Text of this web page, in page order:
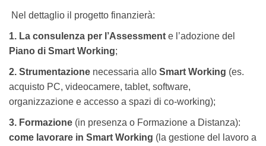
Nel dettaglio il progetto finanzierà:
1. La consulenza per l’Assessment e l’adozione del
Piano di Smart Working;
2. Strumentazione necessaria allo Smart Working (es.
acquisto PC, videocamere, tablet, software,
organizzazione e accesso a spazi di co-working);
3. Formazione (in presenza o Formazione a Distanza):
come lavorare in Smart Working (la gestione del lavoro a